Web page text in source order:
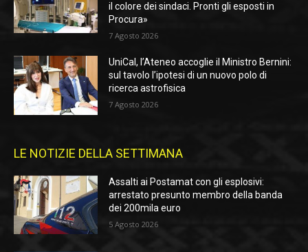
il colore dei sindaci. Pronti gli esposti in
Procura»
7 Agosto 2026
UniCal, l’Ateneo accoglie il Ministro Bernini:
sul tavolo l’ipotesi di un nuovo polo di
ricerca astrofisica
7 Agosto 2026
LE NOTIZIE DELLA SETTIMANA
Assalti ai Postamat con gli esplosivi:
arrestato presunto membro della banda
dei 200mila euro
5 Agosto 2026